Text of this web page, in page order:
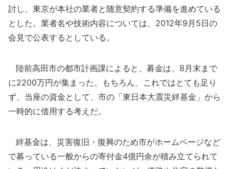
討し、東京が本社の業者と随意契約する準備を進めている
とした。業者名や技術内容については、2012年9月5日の
会見で公表するとしている。
陸前高田市の都市計画課によると、募金は、8月末まで
に2200万円が集まった。もちろん、これではとても足り
ず、当座の資金として、市の「東日本大震災絆基金」から
一時的に借用する考えだ。
絆基金は、災害復旧・復興のため市がホームページなど
で募っている一般からの寄付金4億円余が積み立てられて